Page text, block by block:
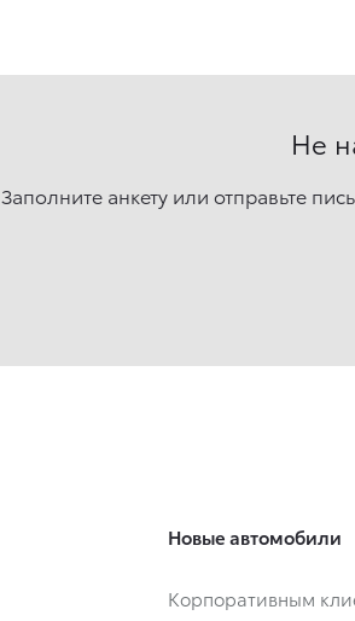
Не
Заполните анкету или отправьте
Новые автомобили
Корпоративным